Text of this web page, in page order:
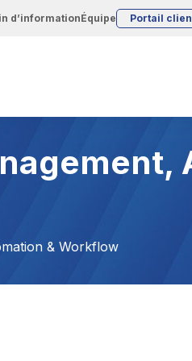
d’informationÉquipe Portail
& Workflow